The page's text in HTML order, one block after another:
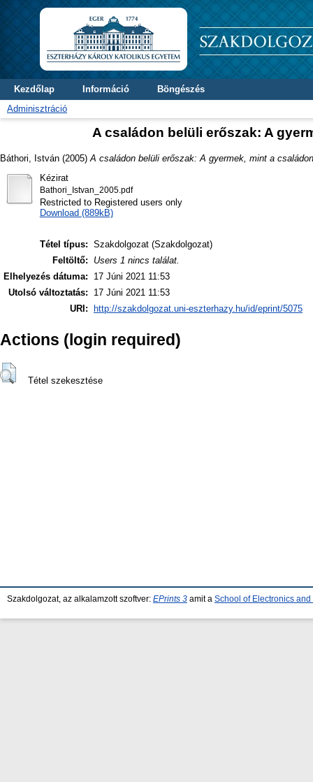
Kezdőlap Információ
Böngészés
Adminisztráció
A családon belüli erőszak: A
Báthori, István (2005) A családon belüli erőszak: A gyermek, mint a
Kézirat
Bathori_Istvan_2005.pdf
Restricted to Registered users only
Download (889kB)
Tétel típus: Szakdolgozat (Szakdolgozat)
Feltöltő:
Users 1 nincs találat.
Elhelyezés dátuma:
17 Júni 2021 11:53
Utolsó változtatás:
17 Júni 2021 11:53
URI:
http://szakdolgozat.uni-eszterhazy.hu/id/eprint/5075
Actions (login required)
Tétel szekesztése
Szakdolgozat, az alkalamzott szoftver: EPrints 3 amit a School of Electronics